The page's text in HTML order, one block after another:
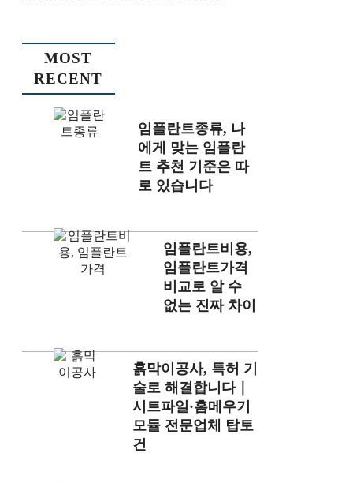
MOST
RECENT
임플란트종류, 나
에게 맞는 임플란
트 추천 기준은 따
로 있습니다
임플란트비용,
임플란트가격
비교로 알 수
없는 진짜 차이
흙막이공사, 특허 기
술로 해결합니다｜
시트파일·홈메우기
모듈 전문업체 탑토
건